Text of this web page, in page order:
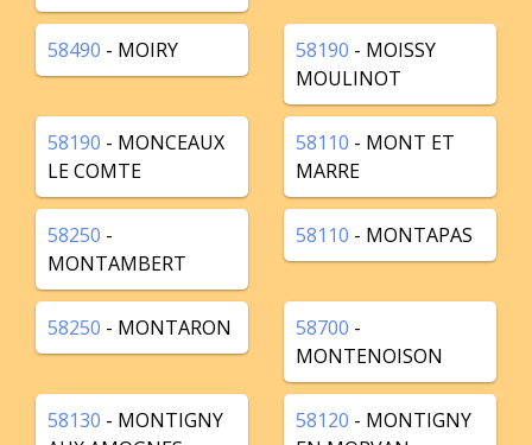
58490 - MOIRY 58190 - MOISSY
MOULINOT
58190 - MONCEAUX
LE COMTE
58110 - MONT ET
MARRE
58250 -
MONTAMBERT
58110 - MONTAPAS
58250 - MONTARON 58700 -
MONTENOISON
58130 - MONTIGNY
58120 - MONTIGNY